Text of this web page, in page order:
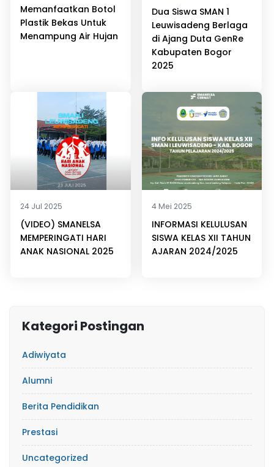
Memanfaatkan Botol
Plastik Bekas Untuk
Menampung Air Hujan
Dua Siswa SMAN 1
Leuwisadeng Berlaga
di Ajang Duta GenRe
Kabupaten Bogor
2025
24 Jul 2025
(VIDEO) SMANELSA
MEMPERINGATI HARI
ANAK NASIONAL 2025
4 Mei 2025
INFORMASI KELULUSAN
SISWA KELAS XII TAHUN
AJARAN 2024/2025
Kategori Postingan
Adiwiyata
Alumni
Berita Pendidikan
Prestasi
Uncategorized